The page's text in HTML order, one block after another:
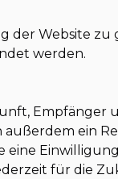
der Website zu
werden.
Empfänger
ein
eine
für die